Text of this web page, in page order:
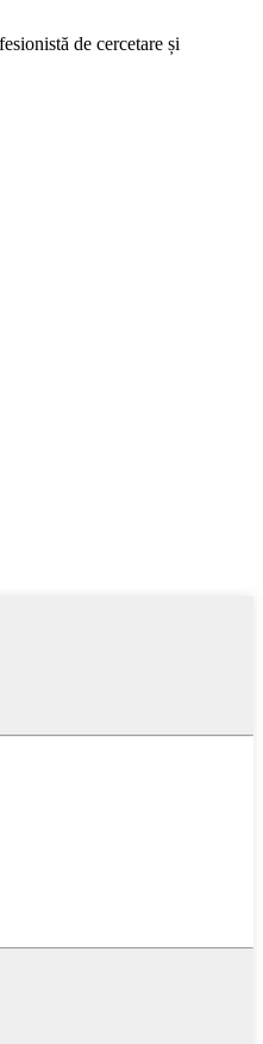
de cercetare și